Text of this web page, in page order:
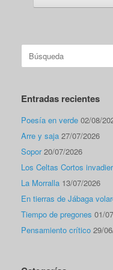
Buscar:
Entradas recientes
Poesía en verde 02/08/
Arre y saja 27/07/2026
Sopor 20/07/2026
Los Celtas Cortos
La Morralla 13/07/2026
En tierras de Jábaga
Tiempo de pregones 01/
Pensamiento crítico 29/